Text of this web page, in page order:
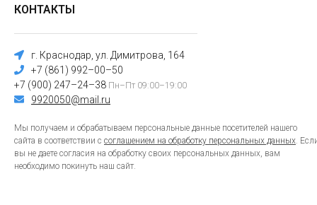
КОНТАКТЫ
г. Краснодар, ул. Димитрова, 164
+7 (861) 992–00–50
+7 (900) 247–24–38 Пн–Пт 09:00–19:00
9920050@mail.ru
Мы получаем и обрабатываем персональные данные посетителей нашего
сайта в соответствии с соглашением на обработку персональных данных.
вы не даете согласия на обработку своих персональных данных, вам
необходимо покинуть наш сайт.